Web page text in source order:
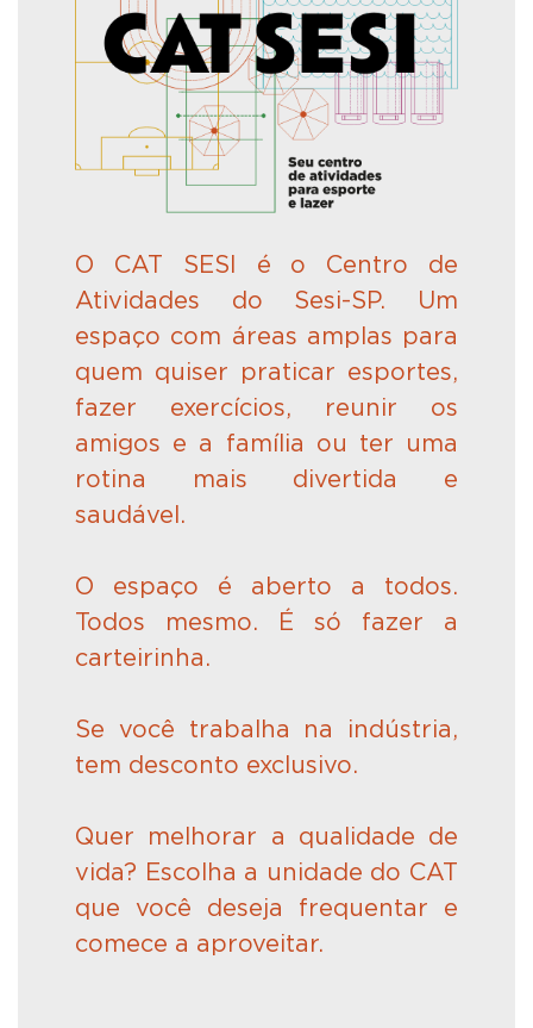
O CAT SESI é o Centro de
Atividades do Sesi-SP. Um
espaço com áreas amplas para
quem quiser praticar esportes,
fazer exercícios, reunir os
amigos e a família ou ter uma
rotina mais divertida e
saudável.
O espaço é aberto a todos.
Todos mesmo. É só fazer a
carteirinha.
Se você trabalha na indústria,
tem desconto exclusivo.
Quer melhorar a qualidade de
vida? Escolha a unidade do CAT
que você deseja frequentar e
comece a aproveitar.